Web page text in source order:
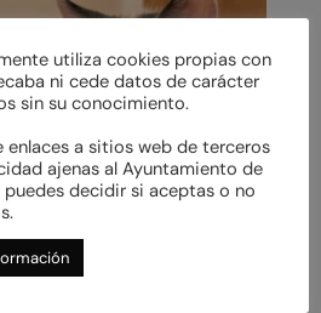
utiliza cookies propias con
ni cede datos de carácter
sin su conocimiento.
enlaces a sitios web de terceros
ajenas al Ayuntamiento de
puedes decidir si aceptas o no